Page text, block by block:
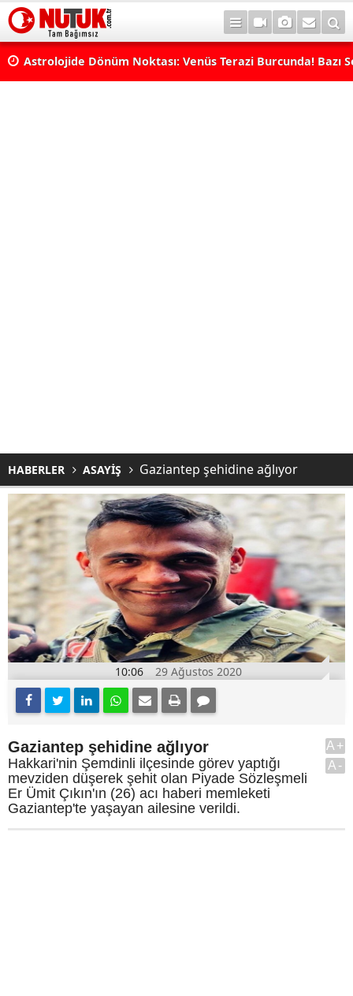
Astrolojide Dönüm Noktası: Venüs Terazi Burcunda! Bazı
HABERLER ASAYİŞ Gaziantep şehidine ağlıyor
10:06 29 Ağustos 2020
Gaziantep şehidine ağlıyor
Hakkari'nin Şemdinli ilçesinde görev yaptığı
mevziden düşerek şehit olan Piyade Sözleşmeli
Er Ümit Çıkın'ın (26) acı haberi memleketi
Gaziantep'te yaşayan ailesine verildi.
A+
A-